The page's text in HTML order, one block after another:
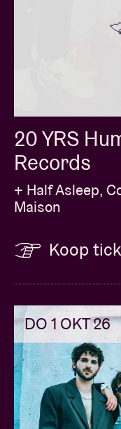
20 YRS
Records
+ Half Asleep,
Maison
Koop
DO 1 OKT 26